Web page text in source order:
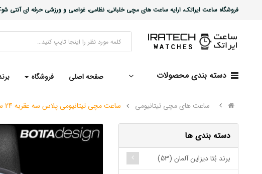
فروشگاه ساعت ایراتک، ارایه ساعت های مچی خلبانی، نظامی، غواصی و ورزشی حرفه ای آنتی
دسته بندی محصولات صفحه اصلی فروشگاه
ساعت های مچی تیتانیومی ساعت مچی تیتانیومی پلاس سه عقربه 24 ساعته سفید TRES 24 Plus Titan White
دسته بندی ها
برند بُتا دیزاین آلمان (53)